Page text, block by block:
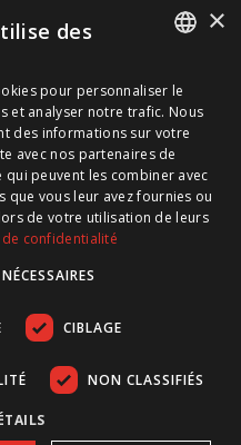
sociaux et restez à jour !
FRENCH
×
des
pour personnaliser le
et analyser notre trafic. Nous
des informations sur votre
avec nos partenaires de
peuvent les combiner avec
que vous leur avez fournies ou
de votre utilisation de leurs
confidentialité
CIBLAGE
NON CLASSIFIÉS